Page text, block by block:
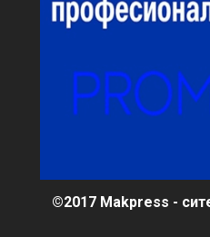
©2017 Makpress -